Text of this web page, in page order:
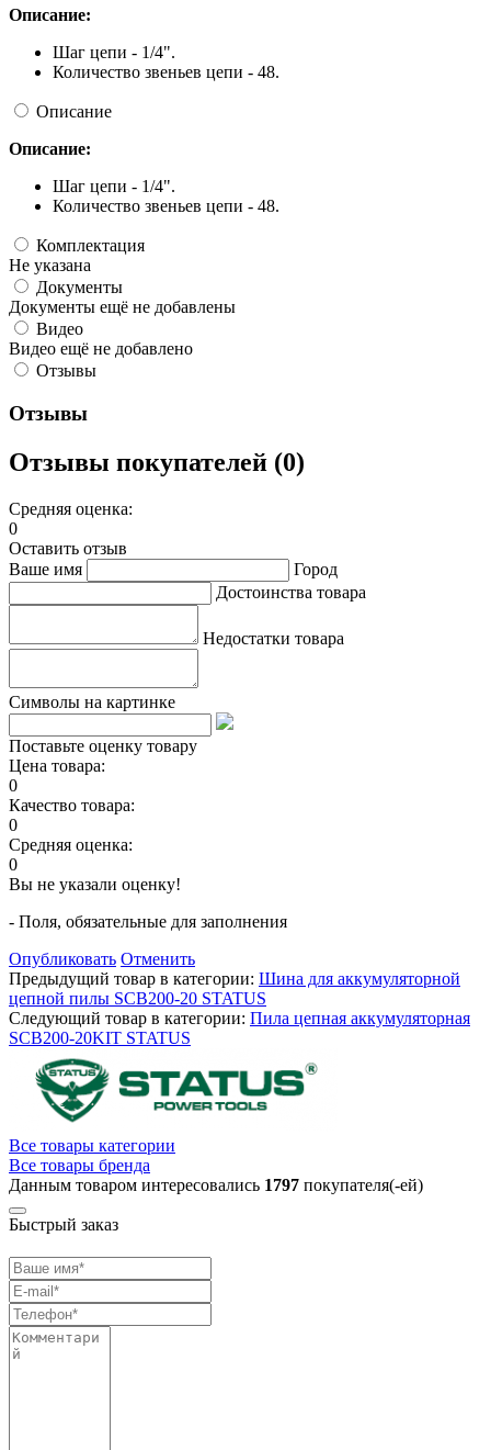
Описание:
Шаг цепи - 1/4".
Количество звеньев цепи - 48.
Описание
Описание:
Шаг цепи - 1/4".
Количество звеньев цепи - 48.
Комплектация
Не указана
Документы
Документы ещё не добавлены
Видео
Видео ещё не добавлено
Отзывы
Отзывы
Отзывы покупателей (0)
Средняя оценка:
0
Оставить отзыв
Ваше имя
Город
Достоинства товара
Недостатки товара
Символы на картинке
Поставьте оценку товару
Цена товара:
0
Качество товара:
0
Средняя оценка:
0
Вы не указали оценку!
- Поля, обязательные для заполнения
Опубликовать Отменить
Предыдущий товар в категории: Шина для аккумуляторной
цепной пилы SCB200-20 STATUS
Следующий товар в категории: Пила цепная аккумуляторная
SCB200-20KIT STATUS
Все товары категории
Все товары бренда
Данным товаром интересовались 1797 покупателя(-ей)
Быстрый заказ